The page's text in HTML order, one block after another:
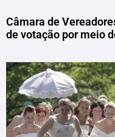
Câmara de
de votação por meio